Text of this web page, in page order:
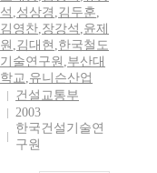
석 ,성상경 ,김두훈,
김영찬,장강석 ,윤제
원 ,김대현 ,한국철도
기술연구원 ,부산대
학교,유니슨산업
건설교통부
2003
한국건설기술연
구원